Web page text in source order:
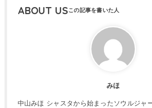
ABOUT US
みほ
中山みほ シャスタから始まったソウルジャ